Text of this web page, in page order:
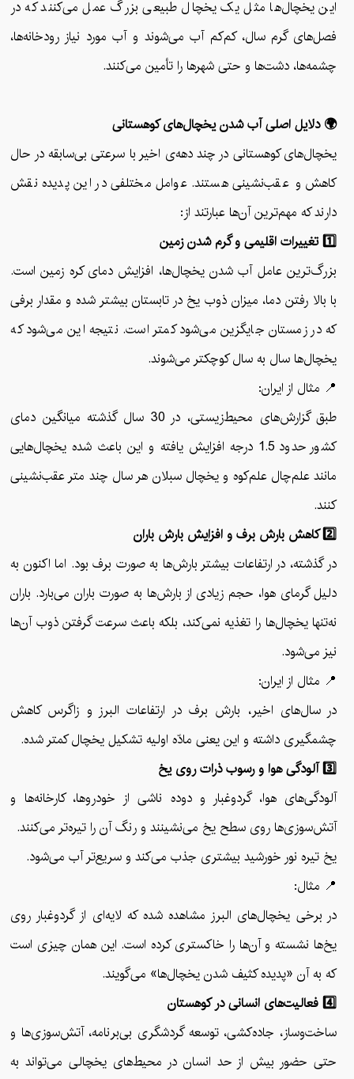
این یخچال‌ها مثل یک یخچال طبیعی بزرگ عمل می‌کنند که در
فصل‌های گرم سال، کم‌کم آب می‌شوند و آب مورد نیاز رودخانه‌ها،
چشمه‌ها، دشت‌ها و حتی شهرها را تأمین می‌کنند.
🌍 دلایل اصلی آب شدن یخچال‌های کوهستانی
یخچال‌های کوهستانی در چند دهه‌ی اخیر با سرعتی بی‌سابقه در حال
کاهش و عقب‌نشینی هستند. عوامل مختلفی در این پدیده نقش
دارند که مهم‌ترین آن‌ها عبارتند از:
1️⃣ تغییرات اقلیمی و گرم شدن زمین
بزرگ‌ترین عامل آب شدن یخچال‌ها، افزایش دمای کره زمین است.
با بالا رفتن دما، میزان ذوب یخ در تابستان بیشتر شده و مقدار برفی
که در زمستان جایگزین می‌شود کمتر است. نتیجه این می‌شود که
یخچال‌ها سال به سال کوچکتر می‌شوند.
📍 مثال از ایران:
طبق گزارش‌های محیط‌زیستی، در 30 سال گذشته میانگین دمای
کشور حدود 1.5 درجه افزایش یافته و این باعث شده یخچال‌هایی
مانند علم‌چال علم‌کوه و یخچال سبلان هر سال چند متر عقب‌نشینی
کنند.
2️⃣ کاهش بارش برف و افزایش بارش باران
در گذشته، در ارتفاعات بیشتر بارش‌ها به صورت برف بود. اما اکنون به
دلیل گرمای هوا، حجم زیادی از بارش‌ها به صورت باران می‌بارد. باران
نه‌تنها یخچال‌ها را تغذیه نمی‌کند، بلکه باعث سرعت گرفتن ذوب آن‌ها
نیز می‌شود.
📍 مثال از ایران:
در سال‌های اخیر، بارش برف در ارتفاعات البرز و زاگرس کاهش
چشمگیری داشته و این یعنی مادّه اولیه تشکیل یخچال کمتر شده.
3️⃣ آلودگی هوا و رسوب ذرات روی یخ
آلودگی‌های هوا، گردوغبار و دوده ناشی از خودروها، کارخانه‌ها و
آتش‌سوزی‌ها روی سطح یخ می‌نشینند و رنگ آن را تیره‌تر می‌کنند.
یخ تیره نور خورشید بیشتری جذب می‌کند و سریع‌تر آب می‌شود.
📍 مثال:
در برخی یخچال‌های البرز مشاهده شده که لایه‌ای از گردوغبار روی
یخ‌ها نشسته و آن‌ها را خاکستری کرده است. این همان چیزی است
که به آن «پدیده کثیف شدن یخچال‌ها» می‌گویند.
4️⃣ فعالیت‌های انسانی در کوهستان
ساخت‌وساز، جاده‌کشی، توسعه گردشگری بی‌برنامه، آتش‌سوزی‌ها و
حتی حضور بیش از حد انسان در محیط‌های یخچالی می‌تواند به